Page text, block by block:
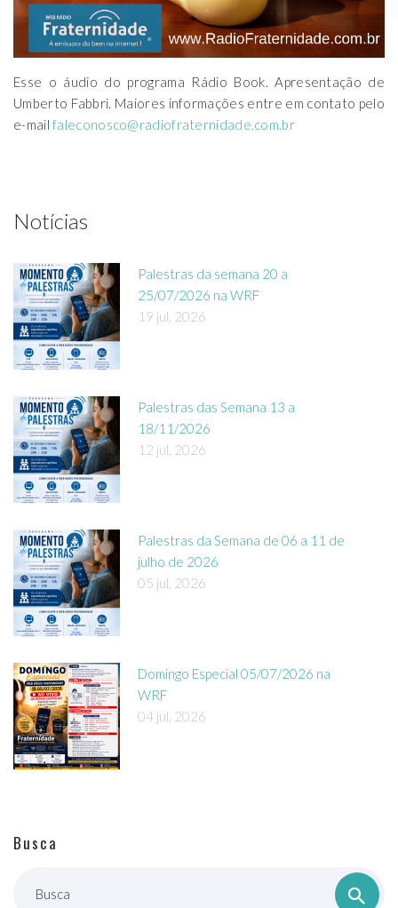
Esse o áudio do programa Rádio Book. Apresentação de
Umberto Fabbri. Maiores informações entre em contato pelo
e-mailfaleconosco@radiofraternidade.com.br
Notícias
Palestras da semana 20 a
25/07/2026 na WRF
19 jul, 2026
Palestras das Semana 13 a
18/11/2026
12 jul, 2026
Palestras da Semana de 06 a 11 de
julho de 2026
05 jul, 2026
Domingo Especial 05/07/2026 na
WRF
04 jul, 2026
Busca
Busca